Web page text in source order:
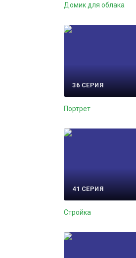
Домик для облака
36 СЕРИЯ
Портрет
41 СЕРИЯ
Стройка